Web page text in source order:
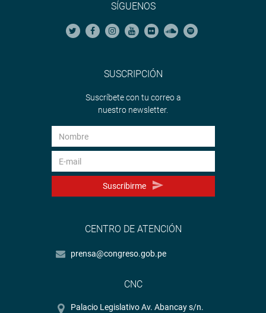
SÍGUENOS
SUSCRIPCIÓN
Suscríbete con tu correo a
nuestro newsletter.
Suscribirme
CENTRO DE ATENCIÓN
prensa@congreso.gob.pe
CNC
Palacio Legislativo Av. Abancay s/n.